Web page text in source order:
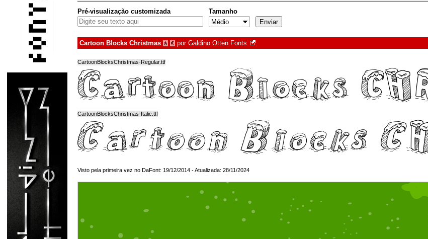
Pré-visualização customizada Tamanho
Cartoon Blocks Christmas à € por Galdino Otten Fonts
CartoonBlocksChristmas-Regular.ttf
CartoonBlocksChristmas-Italic.ttf
Visto pela primeira vez no DaFont: 19/12/2014 - Atualizada: 28/11/2024